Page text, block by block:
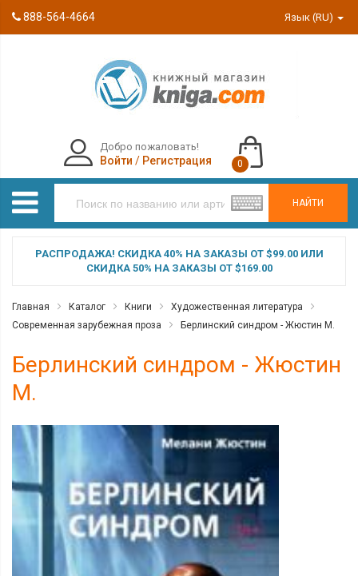
888-564-4664 Язык (RU)
НАЙТИ
Добро пожаловать!
Войти / Регистрация 0
РАСПРОДАЖА! СКИДКА 40% НА ЗАКАЗЫ ОТ $99.00 ИЛИ
СКИДКА 50% НА ЗАКАЗЫ ОТ $169.00
Главная Каталог Книги
Художественная литература
Современная зарубежная проза
Берлинский синдром - Жюстин М.
Берлинский синдром - Жюстин
М.